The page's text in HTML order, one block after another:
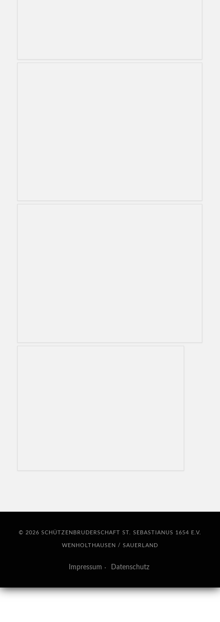
Impressum Datenschutz
© 2026 SCHÜTZENBRUDERSCHAFT ST. SEBASTIANUS 1654 E.V.
WENHOLTHAUSEN / SAUERLAND